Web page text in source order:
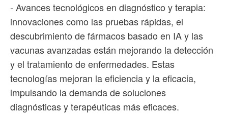
- Avances tecnológicos en diagnóstico y terapia:
innovaciones como las pruebas rápidas, el
descubrimiento de fármacos basado en IA y las
vacunas avanzadas están mejorando la detección
y el tratamiento de enfermedades. Estas
tecnologías mejoran la eficiencia y la eficacia,
impulsando la demanda de soluciones
diagnósticas y terapéuticas más eficaces.